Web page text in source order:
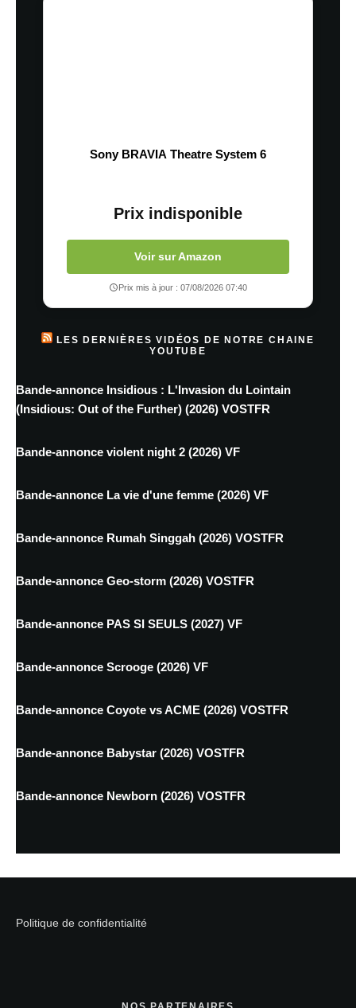
Sony BRAVIA Theatre System 6
Prix indisponible
Voir sur Amazon
Prix mis à jour : 07/08/2026 07:40
LES DERNIÈRES VIDÉOS DE NOTRE CHAINE
YOUTUBE
Bande-annonce Insidious : L'Invasion du Lointain
(Insidious: Out of the Further) (2026) VOSTFR
Bande-annonce violent night 2 (2026) VF
Bande-annonce La vie d'une femme (2026) VF
Bande-annonce Rumah Singgah (2026) VOSTFR
Bande-annonce Geo-storm (2026) VOSTFR
Bande-annonce PAS SI SEULS (2027) VF
Bande-annonce Scrooge (2026) VF
Bande-annonce Coyote vs ACME (2026) VOSTFR
Bande-annonce Babystar (2026) VOSTFR
Bande-annonce Newborn (2026) VOSTFR
Politique de confidentialité